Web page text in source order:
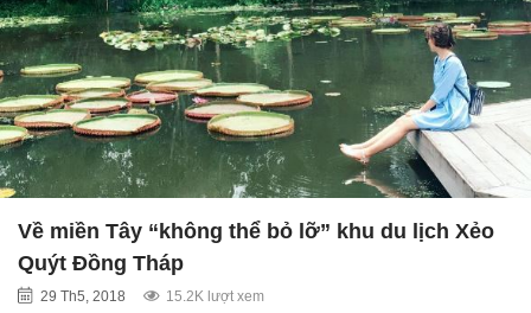
Về miền Tây “không thể bỏ lỡ” khu du lịch Xẻo
Quýt Đồng Tháp
29 Th5, 2018 15.2K lượt xem